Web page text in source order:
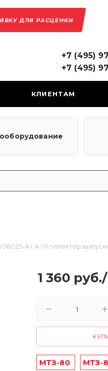
ДЛЯ РАСЦЕНКИ
+7 (495)
+7 (495)
КЛИЕНТАМ
А ( А ) Коллектор
1 360 руб.
МТЗ-80 МТЗ-